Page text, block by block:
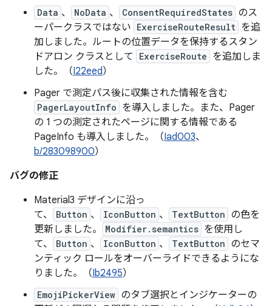
Data 、 NoData 、 ConsentRequiredStates のス
ーパークラスではない ExerciseRouteResult を追
加しました。ルートの位置データを保持するスタン
ドアロン クラスとして
ExerciseRoute を追加しま
した。（I22eed）
Pager で測定パス後に収集された情報を含む
PagerLayoutInfo を導入しました。また、Pager
の 1 つの測定されたページに関する情報である
PageInfo も導入しました。（Iad003、
b/283098900）
バグの修正
Material3 デザインに沿っ
て、
Button 、 IconButton 、 TextButton の色を
更新しました。
Modifier.semantics を使用し
て、
Button 、 IconButton 、 TextButton のセマ
ンティック ロールをオーバーライドできるようにな
りました。（Ib2495）
EmojiPickerView のタブ選択とインジケーターの